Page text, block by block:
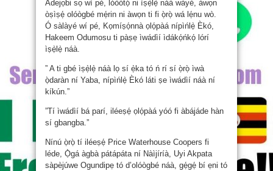
Adejọbi sọ wí pé, lóòótọ́ ni ìṣẹ̀lẹ̀ náà wáyé, àwọn
òṣìṣẹ́ olóògbé mẹ́rin ni àwọn ti fi ọ̀rọ̀ wá lẹ́nu wò.
Ó sàlàyé wí pé, Kọmíṣọ́nnà ọlọ́pàá nípìńlẹ̀ Èkó,
Hakeem Odumosu ti pàṣẹ ìwádìí ìdákọ́ńkọ́ lórí
ìṣẹ̀lẹ̀ náà.
” A ti gbé ìṣẹ̀lẹ̀ náà lọ sí ẹ̀ka tó ń rí sí ọ̀rọ̀ ìwà
ọ̀daràn ní Yaba, nípìńlẹ̀ Èkó láti ṣe ìwádìí náà ní
kíkún.”
”Tí ìwádìí bá parí, iléeṣẹ́ ọlọ́pàá yóó fi àbájáde hàn
sí gbangba.”
Nínú ọ̀rọ̀ tí iléeṣẹ́ Price Waterhouse Coopers fi
léde, Ọ̀gá àgbà pátápáta ní Nàìjíríà, Uyi Akpata
sàpèjúwe Ogundipẹ tó d’olóògbé náà, gẹ́gẹ́ bí ẹni tó